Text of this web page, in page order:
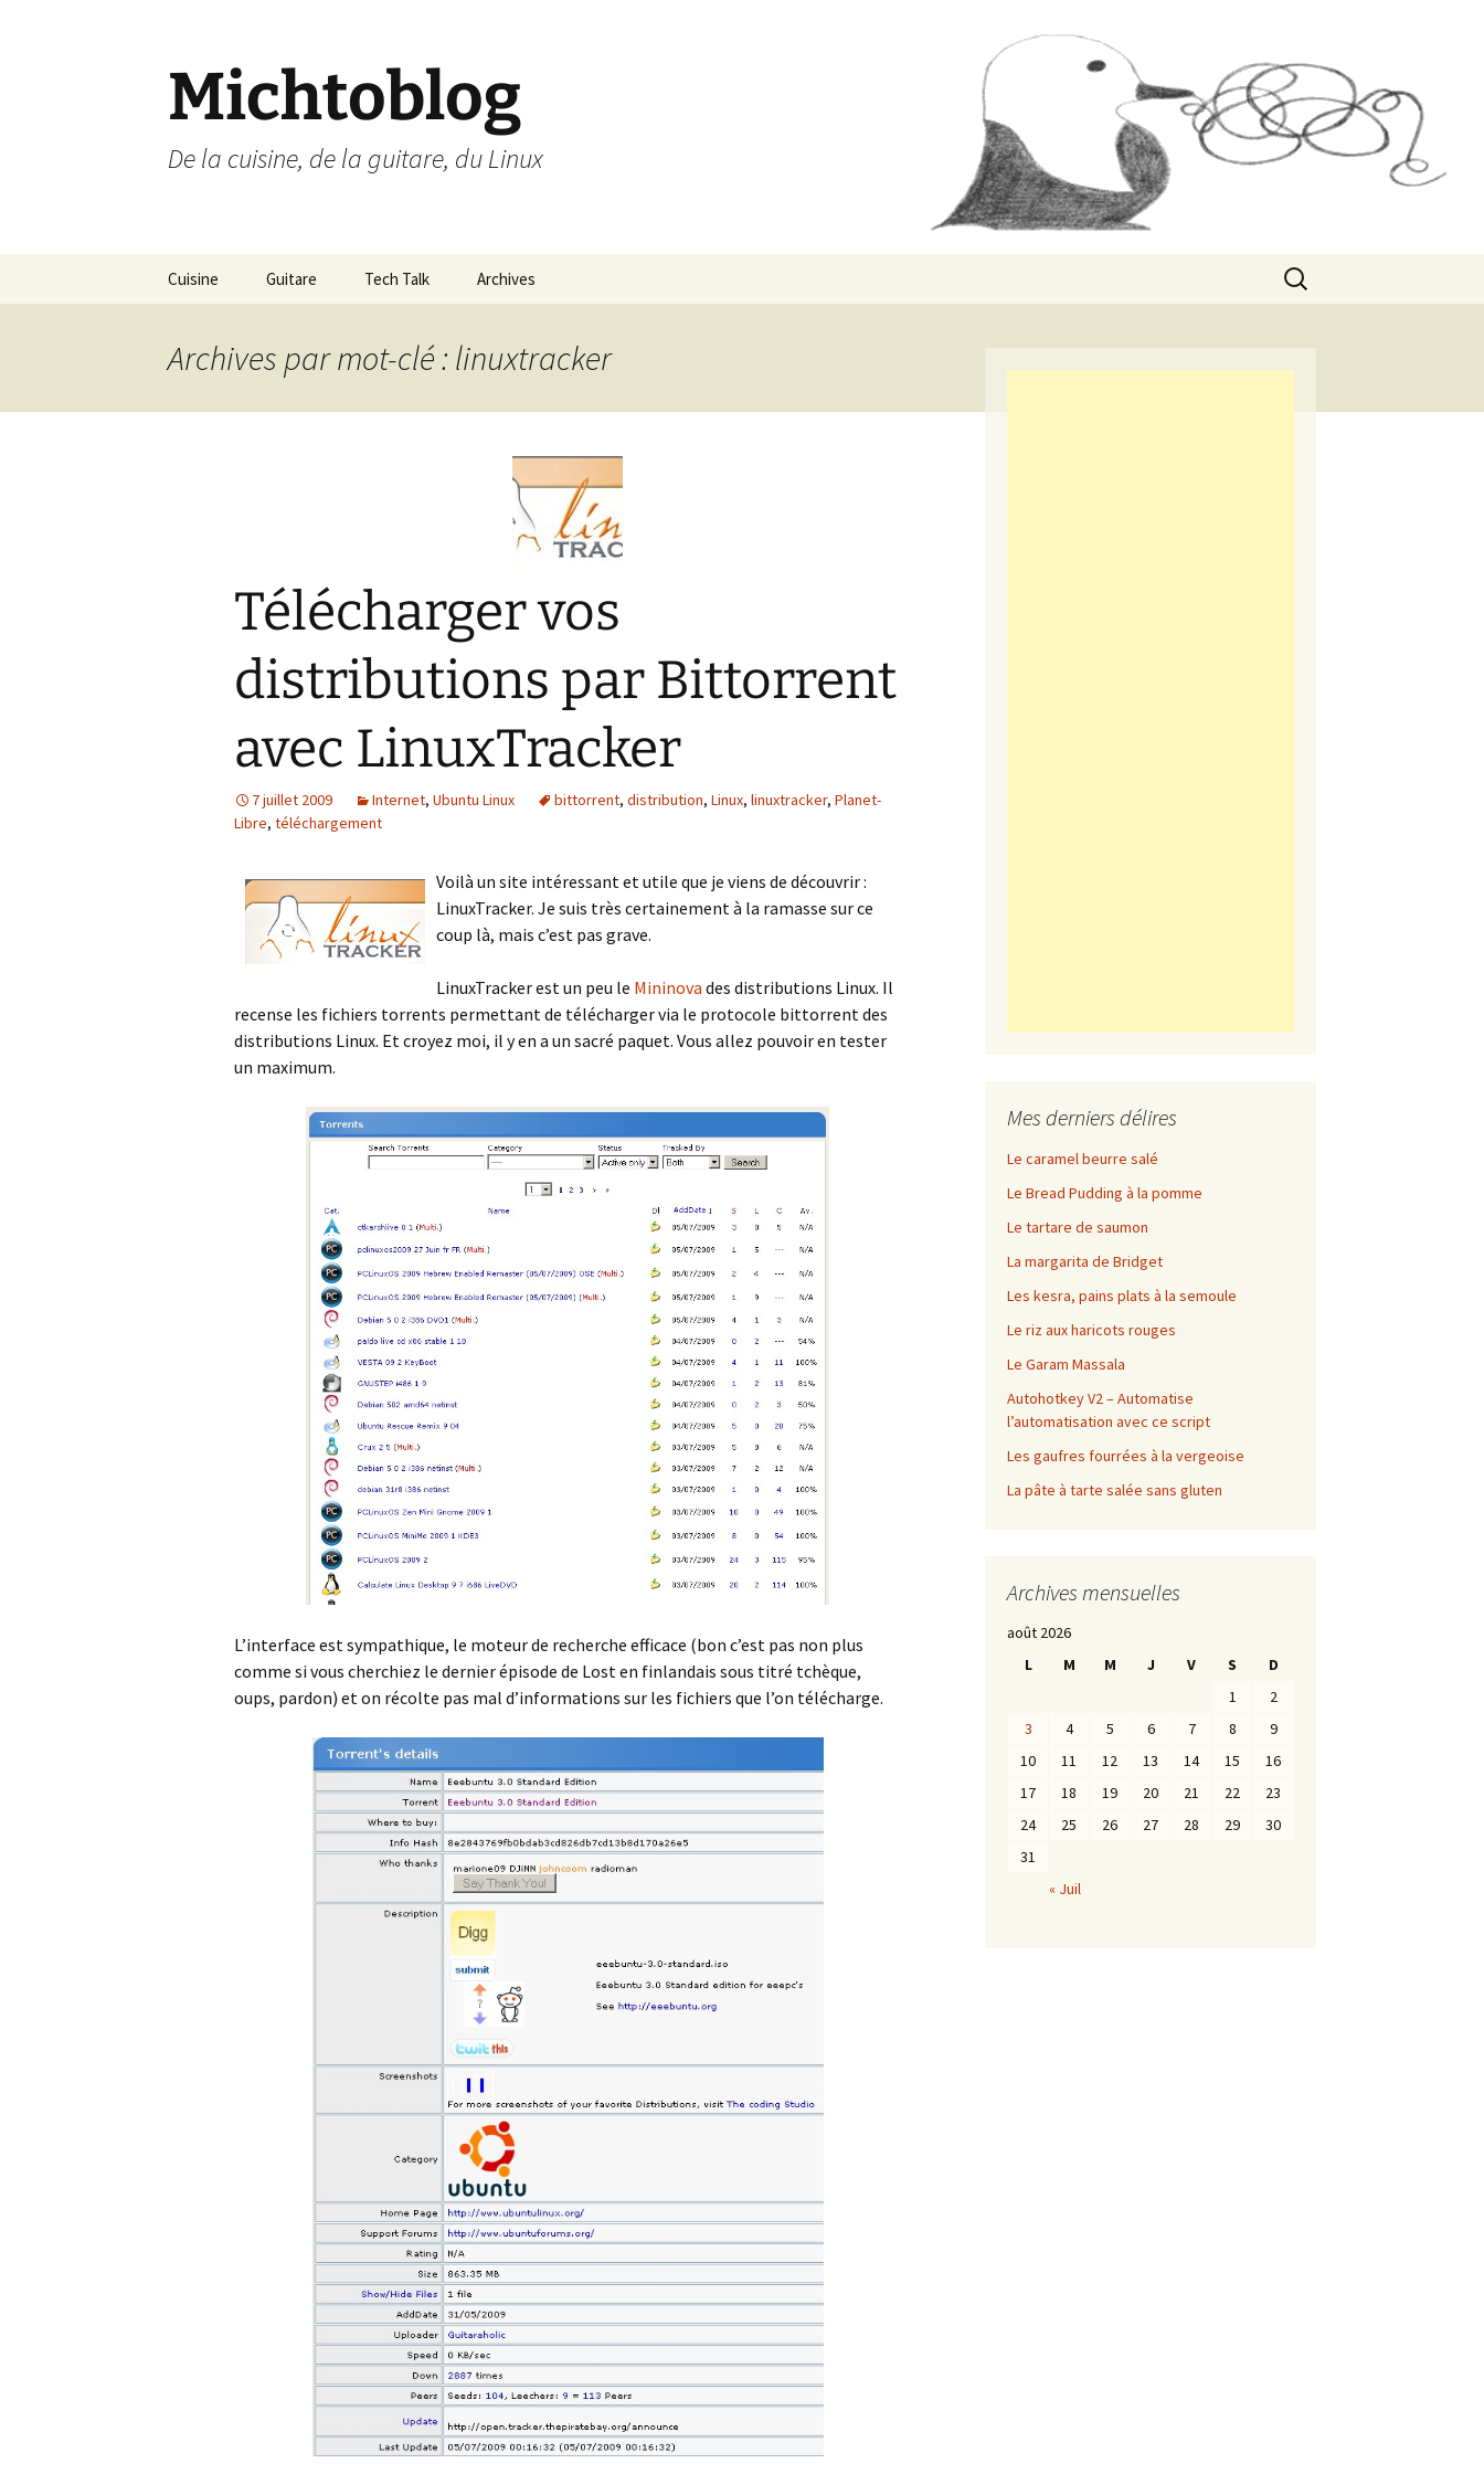
Michtoblog
De la cuisine, de la guitare, du Linux
Cuisine
catégories
Guitare
Enregistrements
Tech Talk Archives
Rechercher :
Archives par mot-clé : linuxtracker
Télécharger vos
distributions par Bittorrent
avec LinuxTracker
7 juillet 2009 Internet, Ubuntu Linux bittorrent, distribution, Linux, linuxtracker, Planet-
Libre, téléchargement
Voilà un site intéressant et utile que je viens de découvrir :
LinuxTracker. Je suis très certainement à la ramasse sur ce
coup là, mais c’est pas grave.
LinuxTracker est un peu le Mininova des distributions Linux. Il
recense les fichiers torrents permettant de télécharger via le protocole bittorrent des
distributions Linux. Et croyez moi, il y en a un sacré paquet. Vous allez pouvoir en tester
un maximum.
L’interface est sympathique, le moteur de recherche efficace (bon c’est pas non plus
comme si vous cherchiez le dernier épisode de Lost en finlandais sous titré tchèque,
oups, pardon) et on récolte pas mal d’informations sur les fichiers que l’on télécharge.
Mes derniers délires
Le caramel beurre salé
Le Bread Pudding à la pomme
Le tartare de saumon
La margarita de Bridget
Les kesra, pains plats à la semoule
Le riz aux haricots rouges
Le Garam Massala
Autohotkey V2 – Automatise
l’automatisation avec ce script
Les gaufres fourrées à la vergeoise
La pâte à tarte salée sans gluten
Archives mensuelles
août 2026
L
M M J V S
D
1
2
3
4 5 6 7 8
9
10
11 12 13 14 15
16
17
18 19 20 21 22
23
24
25 26 27 28 29
30
31
« Juil